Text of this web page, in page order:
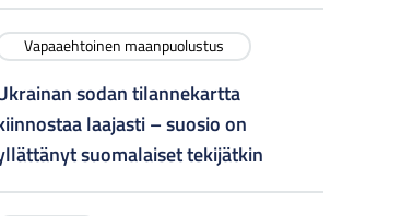
Vapaaehtoinen maanpuolustus
sodan tilannekartta
laajasti – suosio on
suomalaiset tekijätkin